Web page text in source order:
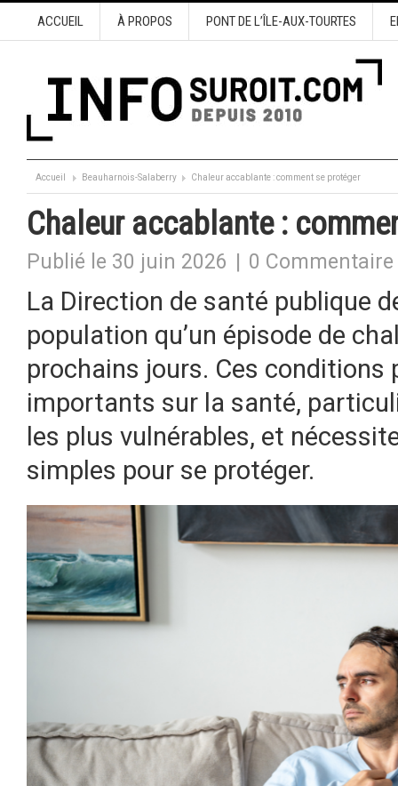
ACCUEIL À PROPOS PONT DE L’ÎLE-AUX-TOURTES
Accueil Beauharnois-Salaberry Chaleur accablante : comment se protéger
Chaleur accablante :
Publié le 30 juin 2026 0 Commentaire
La Direction de santé publique
population qu’un épisode de
prochains jours. Ces
importants sur la santé,
les plus vulnérables, et
simples pour se protéger.